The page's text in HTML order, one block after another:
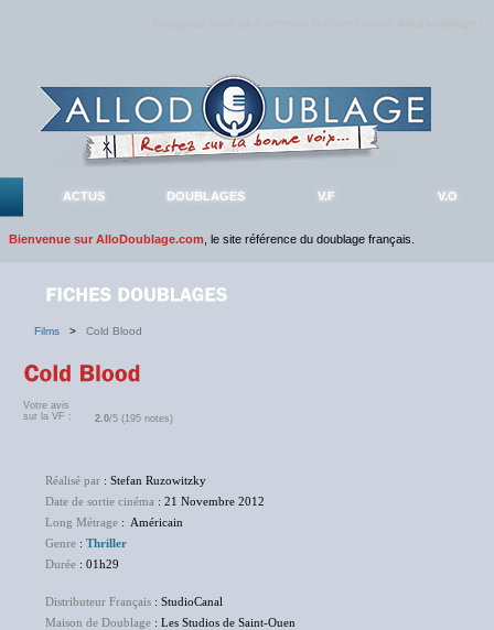
ACTUS DOUBLAGES V.F V.O
Bienvenue sur AlloDoublage.com , le site référence du doublage français.
Films > Cold Blood
Votre avis
sur la VF :
2.0/5 (195 notes)
Réalisé par : Stefan Ruzowitzky
Date de sortie cinéma : 21 Novembre 2012
Long Métrage : Américain
Genre : Thriller
Durée : 01h29
Distributeur Français : StudioCanal
Maison de Doublage : Les Studios de Saint-Ouen